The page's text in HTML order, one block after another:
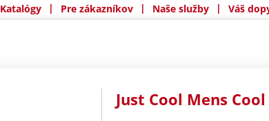
Katalógy | Pre zákazníkov | Naše služby | Váš
Just Cool Mens